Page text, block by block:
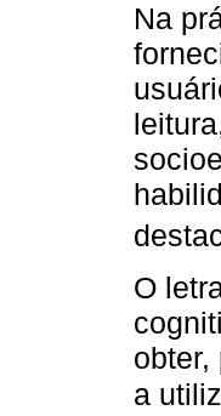
Na
O
obter,
a